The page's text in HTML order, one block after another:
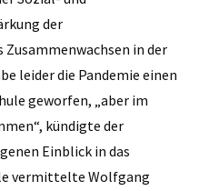
der
Zusammenwachsen in der
leider die Pandemie einen
geworfen, „aber im
kündigte der
Einblick in das
vermittelte Wolfgang